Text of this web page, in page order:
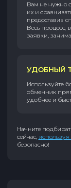
Вам не нужно
их и
предоставив
Весь процесс,
заявки,
УДОБНЫЙ
Используйте
обменник
удобнее и
Начните
сейчас,
безопасно!